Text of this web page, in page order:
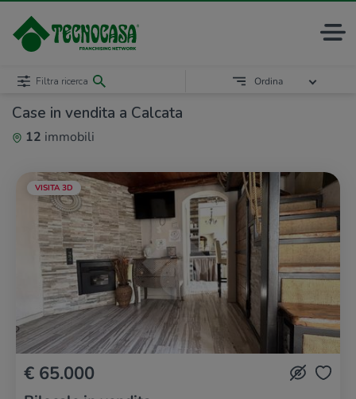
Case in vendita a Calcata
12 immobili
Filtra ricerca Ordina
VISITA 3D
€ 65.000